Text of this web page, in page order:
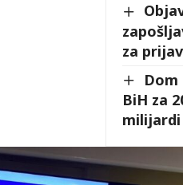
za
BiH za
milijardi